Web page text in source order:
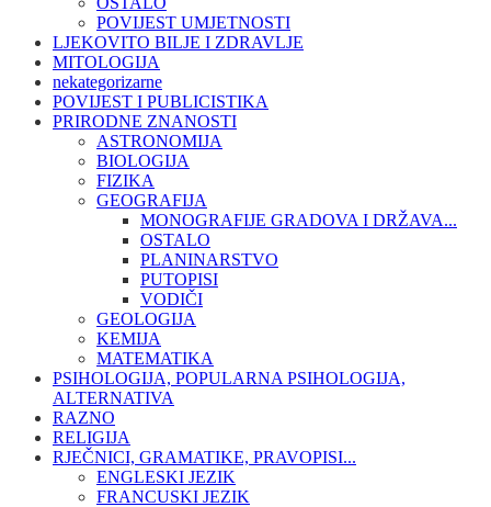
POVIJEST UMJETNOSTI
LJEKOVITO BILJE I ZDRAVLJE
MITOLOGIJA
nekategorizarne
POVIJEST I PUBLICISTIKA
PRIRODNE ZNANOSTI
ASTRONOMIJA
BIOLOGIJA
FIZIKA
GEOGRAFIJA
MONOGRAFIJE GRADOVA I DRŽAVA...
OSTALO
PLANINARSTVO
PUTOPISI
VODIČI
GEOLOGIJA
KEMIJA
MATEMATIKA
PSIHOLOGIJA, POPULARNA PSIHOLOGIJA,
ALTERNATIVA
RAZNO
RELIGIJA
RJEČNICI, GRAMATIKE, PRAVOPISI...
ENGLESKI JEZIK
FRANCUSKI JEZIK